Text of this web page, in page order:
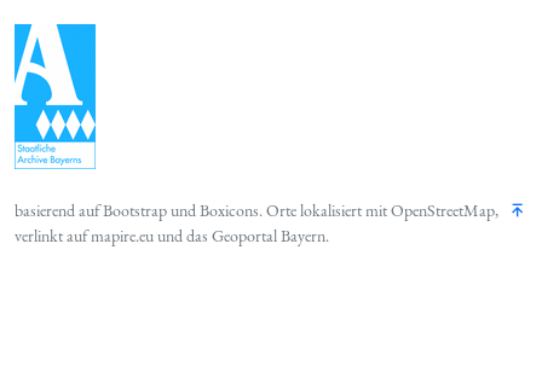
basierend aufBootstrapundBoxicons. Orte lokalisiert mitOpenStreetMap,
verlinkt aufmapire.euund das Geoportal Bayern.